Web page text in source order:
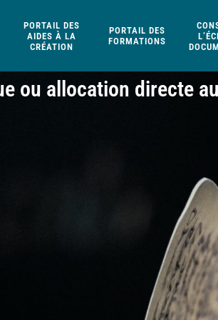
PORTAIL DES
AIDES À LA
CRÉATION
PORTAIL DES
FORMATIONS
ou allocation directe